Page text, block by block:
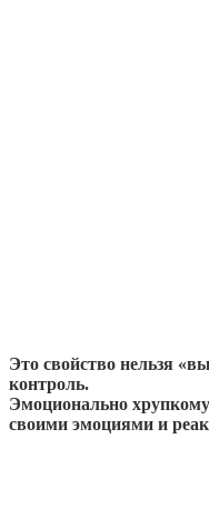
Это свойство нельзя
контроль.
Эмоционально
своими эмоциями и